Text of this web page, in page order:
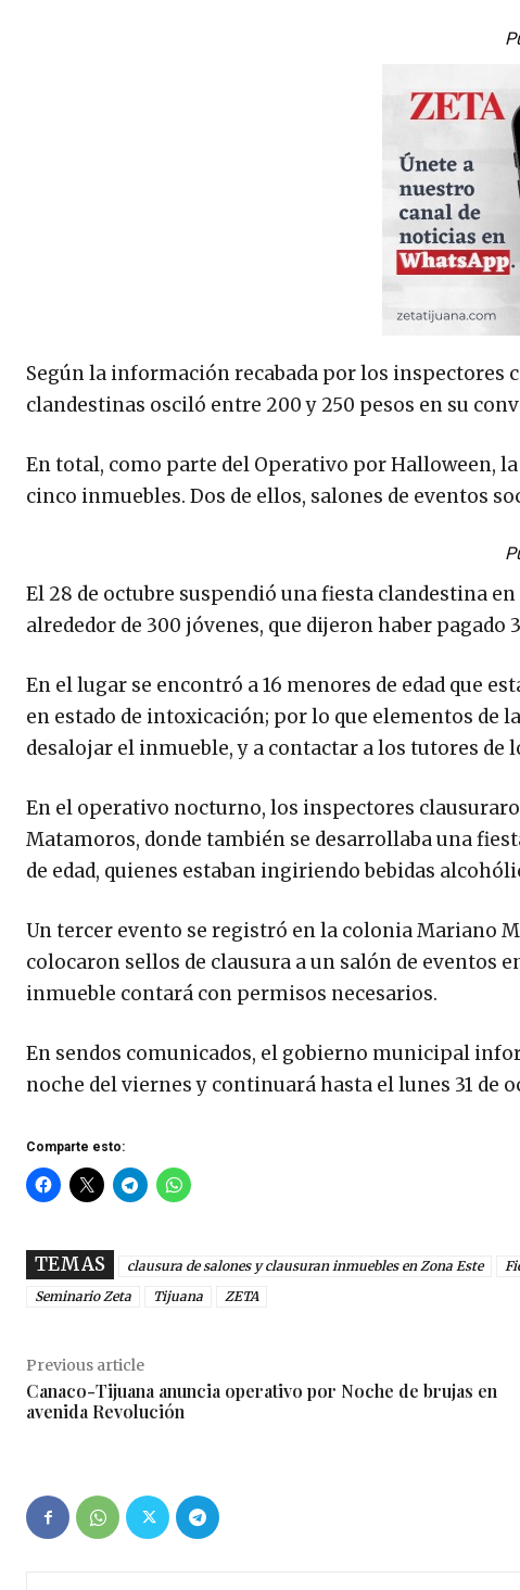
Según la información recabada por los inspectores
clandestinas osciló entre 200 y 250 pesos en su
En total, como parte del Operativo por Halloween,
cinco inmuebles. Dos de ellos, salones de eventos
El 28 de octubre suspendió una fiesta clandestina
alrededor de 300 jóvenes, que dijeron haber pagado
En el lugar se encontró a 16 menores de edad que
en estado de intoxicación; por lo que elementos de
desalojar el inmueble, y a contactar a los tutores de
En el operativo nocturno, los inspectores
Matamoros, donde también se desarrollaba una
de edad, quienes estaban ingiriendo bebidas
Un tercer evento se registró en la colonia Mariano
colocaron sellos de clausura a un salón de eventos
inmueble contará con permisos necesarios.
En sendos comunicados, el gobierno municipal
noche del viernes y continuará hasta el lunes 31 de
Comparte esto:
TEMAS clausura de salones y clausuran inmuebles en Zona Este
Seminario Zeta
Tijuana ZETA
Previous article
Canaco-Tijuana anuncia operativo por Noche de brujas en
avenida Revolución